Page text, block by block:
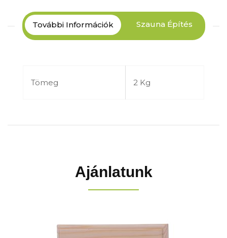
További Információk Szauna Építés
Tömeg 2 Kg
Ajánlatunk